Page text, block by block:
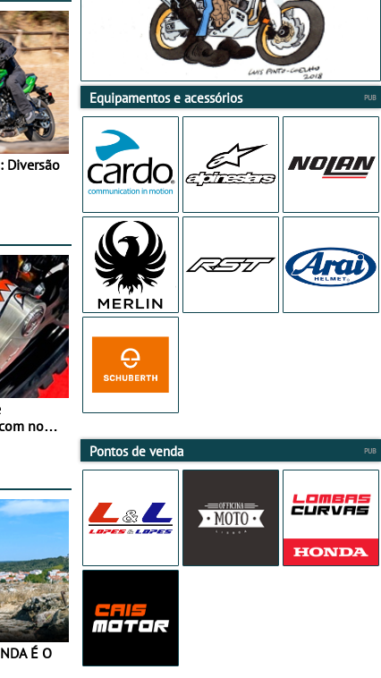
Diversão
nova
Equipamentos e acessórios
Pontos de venda